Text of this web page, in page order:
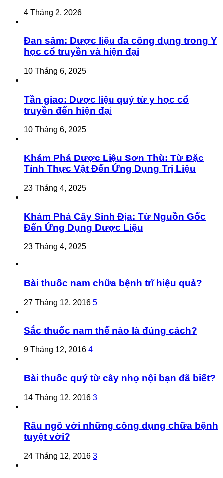
4 Tháng 2, 2026
Đan sâm: Dược liệu đa công dụng trong Y
học cổ truyền và hiện đại
10 Tháng 6, 2025
Tần giao: Dược liệu quý từ y học cổ
truyền đến hiện đại
10 Tháng 6, 2025
Khám Phá Dược Liệu Sơn Thù: Từ Đặc
Tính Thực Vật Đến Ứng Dụng Trị Liệu
23 Tháng 4, 2025
Khám Phá Cây Sinh Địa: Từ Nguồn Gốc
Đến Ứng Dụng Dược Liệu
23 Tháng 4, 2025
Bài thuốc nam chữa bệnh trĩ hiệu quả?
27 Tháng 12, 2016 5
Sắc thuốc nam thế nào là đúng cách?
9 Tháng 12, 2016 4
Bài thuốc quý từ cây nhọ nội bạn đã biết?
14 Tháng 12, 2016 3
Râu ngô với những công dụng chữa bệnh
tuyệt vời?
24 Tháng 12, 2016 3